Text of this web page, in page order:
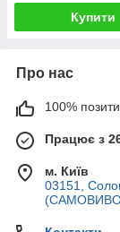
Купити
Про нас
100%
Працює з
м. Київ
03151,